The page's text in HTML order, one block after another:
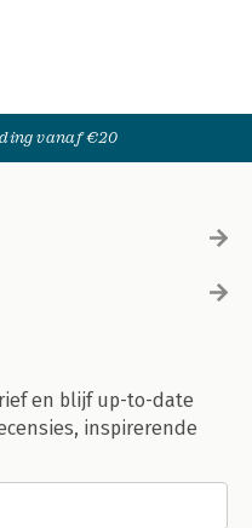
vanaf €20
en blijf up-to-date
inspirerende